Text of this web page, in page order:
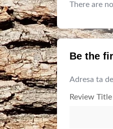
There are
Be the
Adresa ta
Review Title